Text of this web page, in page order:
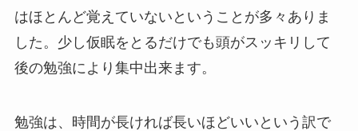
はほとんど覚えていないということが多々ありま
した。少し仮眠をとるだけでも頭がスッキリして
後の勉強により集中出来ます。
勉強は、時間が長ければ長いほどいいという訳で